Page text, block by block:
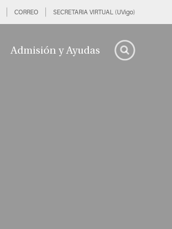
CORREO SECRETARIA VIRTUAL (UVigo)
Admisión y Ayudas